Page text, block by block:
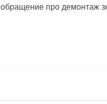
обращение про демонтаж